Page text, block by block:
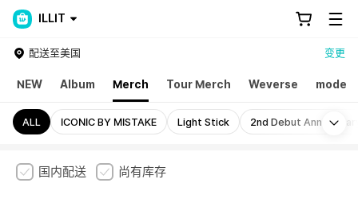
ILLIT
配送至美国 变更
NEW Album Merch Tour Merch Weverse mode
ALL ICONIC BY MISTAKE Light Stick 2nd Debut
国内配送 尚有库存